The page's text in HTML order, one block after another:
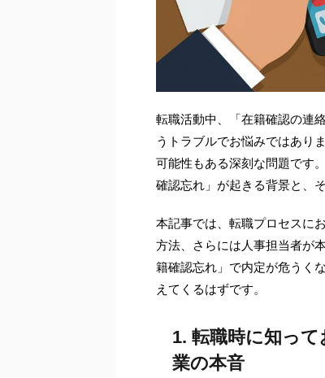
転職活動中、「在籍確認の連
うトラブルでお悩みではあり
可能性もある深刻な問題です
確認忘れ」が起きる背景と、
本記事では、転職プロセスに
方法、さらには人事担当者が
籍確認忘れ」で内定が危うく
えてくるはずです。
1. 転職時に知っ
業の本音